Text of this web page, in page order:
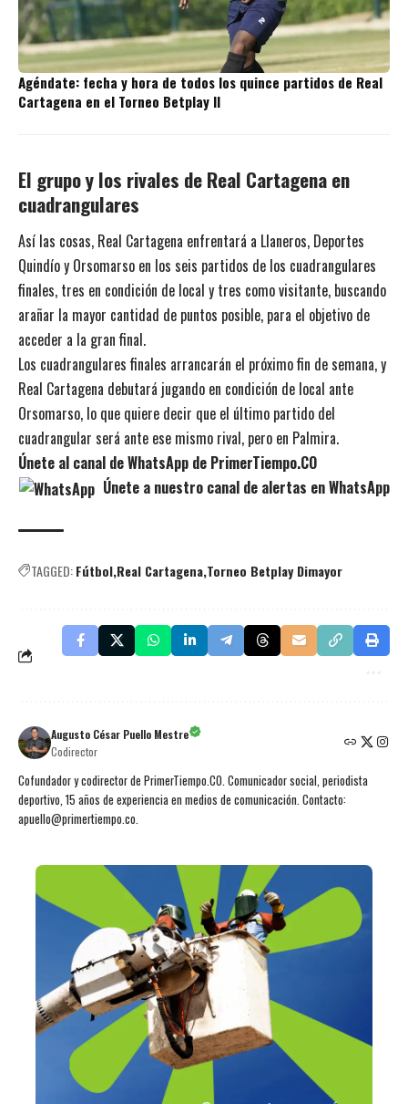
Agéndate: fecha y hora de todos los quince partidos de Real
Cartagena en el Torneo Betplay II
El grupo y los rivales de Real Cartagena en
cuadrangulares
Así las cosas, Real Cartagena enfrentará a Llaneros, Deportes
Quindío y Orsomarso en los seis partidos de los cuadrangulares
finales, tres en condición de local y tres como visitante, buscando
arañar la mayor cantidad de puntos posible, para el objetivo de
acceder a la gran final.
Los cuadrangulares finales arrancarán el próximo fin de semana, y
Real Cartagena debutará jugando en condición de local ante
Orsomarso, lo que quiere decir que el último partido del
cuadrangular será ante ese mismo rival, pero en Palmira.
Únete al canal de WhatsApp de PrimerTiempo.CO
Únete a nuestro canal de alertas en WhatsApp
TAGGED:Fútbol Real Cartagena Torneo Betplay Dimayor
Augusto César Puello Mestre
Codirector
Cofundador y codirector de PrimerTiempo.CO. Comunicador social, periodista
deportivo, 15 años de experiencia en medios de comunicación. Contacto:
apuello@primertiempo.co.